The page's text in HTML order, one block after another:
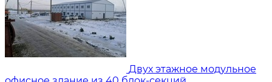
Двух этажное модульное